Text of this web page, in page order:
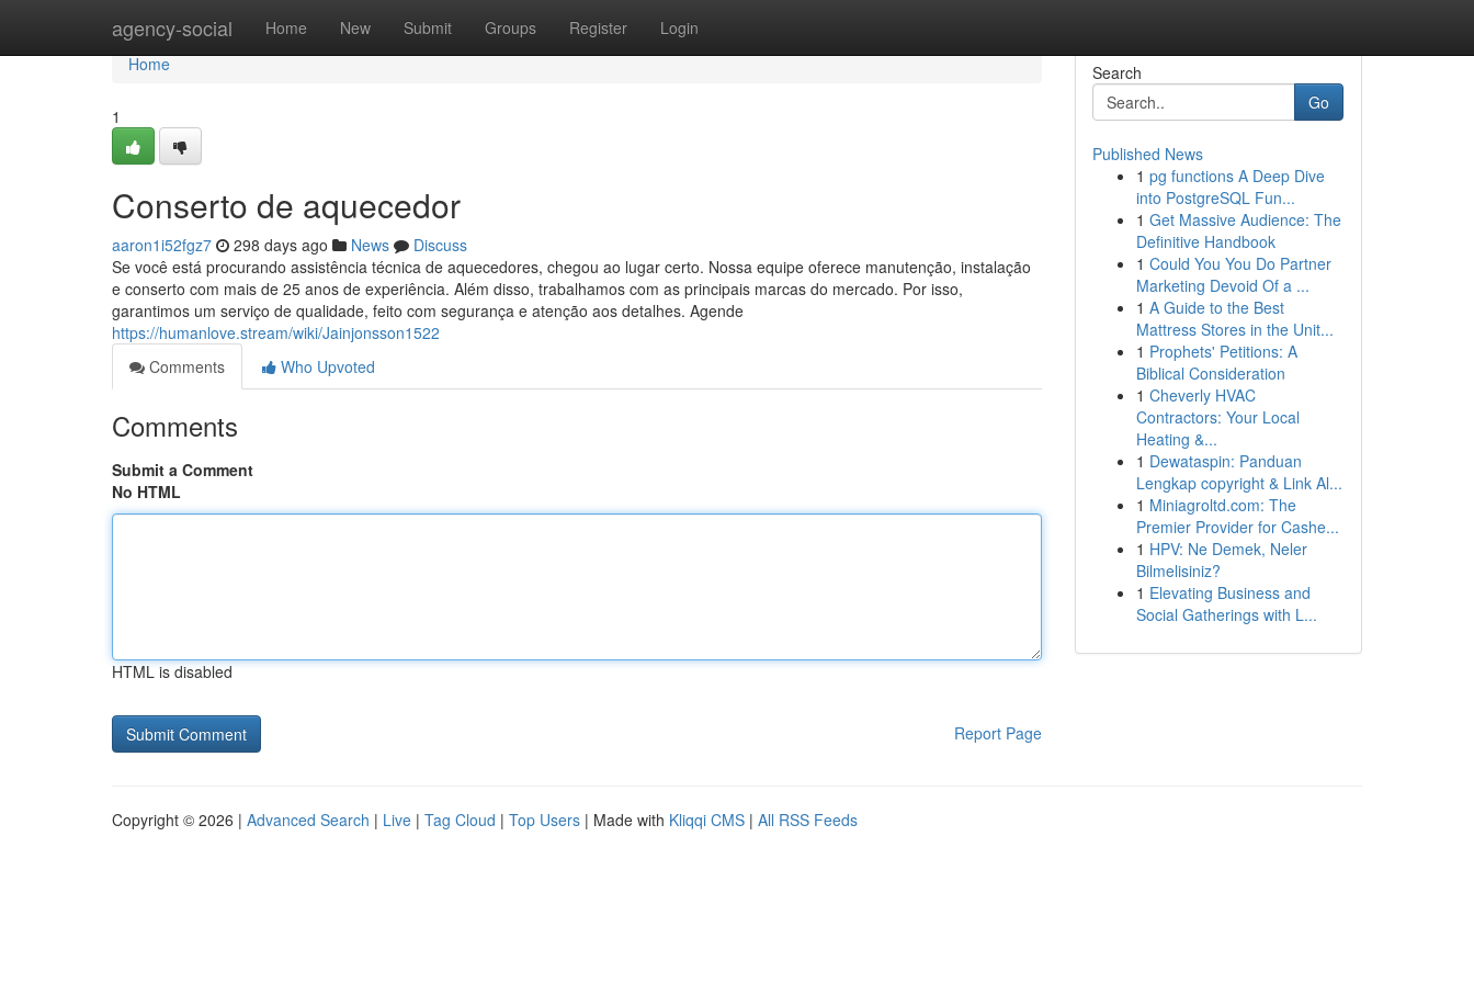
agency-social Home New Submit Groups Register Login
Home
Home
1
Conserto de aquecedor
aaron1i52fgz7 298 days ago News
Discuss
Se você está procurando assistência técnica de aquecedores, chegou ao lugar certo. Nossa equipe oferece manutenção, instalação
e conserto com mais de 25 anos de experiência. Além disso, trabalhamos com as principais marcas do mercado. Por isso,
garantimos um serviço de qualidade, feito com segurança e atenção aos detalhes. Agende
https://humanlove.stream/wiki/Jainjonsson1522
Comments
Who Upvoted
Comments
Submit a Comment
No HTML
HTML is disabled
Report Page
Search
Go
Published News
1 pg functions A Deep Dive
into PostgreSQL Fun...
1 Get Massive Audience: The
Definitive Handbook
1 Could You You Do Partner
Marketing Devoid Of a ...
1 A Guide to the Best
Mattress Stores in the Unit...
1 Prophets' Petitions: A
Biblical Consideration
1 Cheverly HVAC
Contractors: Your Local
Heating &...
1 Dewataspin: Panduan
Lengkap copyright & Link Al...
1 Miniagroltd.com: The
Premier Provider for Cashe...
1 HPV: Ne Demek, Neler
Bilmelisiniz?
1 Elevating Business and
Social Gatherings with L...
Copyright © 2026 | Advanced Search | Live | Tag Cloud | Top Users | Made with Kliqqi CMS | All RSS Feeds